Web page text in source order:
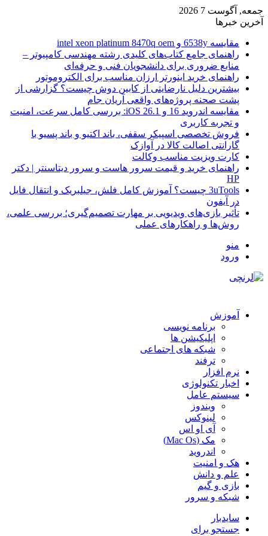
جمعه, آگوست 7 2026
آخرین خبرها
مقایسه 6538y و intel xeon platinum 8470q oem
راهنمای جامع کتاب‌های کلیدی رشته مهندسی کامپیوتر –
منابع ضروری برای دانشجویان فنی و حرفه‌ای
راهنمای خرید اینورتر ارزان مناسب برای الکتروموتور
بیشترین دلیل نارضایتی از کابین دوش چیست؟ گزارشی از
پشت صحنه پروژه‌های واقعی آریان جام
مقایسه اندروید 16 و iOS 26.1: بررسی کامل سرعت، امنیت
و تجربه کاربری
فروش تخصصی اسپیکر سقفی، باند اکتیو و باند پسیو با
گارانتی اصالت کالا در آوازک
کارت ویزیت مناسب وکالت
راهنمای خرید و قیمت سرور هاست و سرور دیتاسنتر | دکتر
HP
3uTools چیست؟ آموزش کامل فلش، جیلبریک و انتقال فایل
در آیفون
تأثیر بازی‌های ویدیویی بر مهارت تصمیم‌گیری؛ بررسی علمی،
روش‌ها و راهکارهای عملی
منو
ورود
آموزش
برنامه نویسی
اپلیکیشن ها
شبکه های اجتماعی
ترفند
نرم افزار
اخبار تکنولوژی
سیستم عامل
ویندوز
لینوکس
آی او اس
مک (Mac Os)
اندروید
هک و امنیت
علم و دانش
بازی و گیم
شبکه و سرور
سایدبار
جستجو برای